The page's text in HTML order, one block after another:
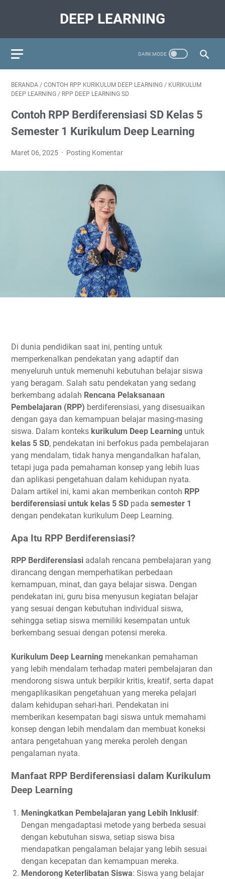
DEEP LEARNING
BERANDA / CONTOH RPP KURIKULUM DEEP LEARNING / KURIKULUM
DEEP LEARNING / RPP DEEP LEARNING SD
Contoh RPP Berdiferensiasi SD Kelas 5
Semester 1 Kurikulum Deep Learning
Maret 06, 2025 Posting Komentar
Di dunia pendidikan saat ini, penting untuk
memperkenalkan pendekatan yang adaptif dan
menyeluruh untuk memenuhi kebutuhan belajar siswa
yang beragam. Salah satu pendekatan yang sedang
berkembang adalah Rencana Pelaksanaan
Pembelajaran (RPP) berdiferensiasi, yang disesuaikan
dengan gaya dan kemampuan belajar masing-masing
siswa. Dalam konteks kurikulum Deep Learning untuk
kelas 5 SD, pendekatan ini berfokus pada pembelajaran
yang mendalam, tidak hanya mengandalkan hafalan,
tetapi juga pada pemahaman konsep yang lebih luas
dan aplikasi pengetahuan dalam kehidupan nyata.
Dalam artikel ini, kami akan memberikan contoh RPP
berdiferensiasi untuk kelas 5 SD pada semester 1
dengan pendekatan kurikulum Deep Learning.
Apa Itu RPP Berdiferensiasi?
RPP Berdiferensiasi adalah rencana pembelajaran yang
dirancang dengan memperhatikan perbedaan
kemampuan, minat, dan gaya belajar siswa. Dengan
pendekatan ini, guru bisa menyusun kegiatan belajar
yang sesuai dengan kebutuhan individual siswa,
sehingga setiap siswa memiliki kesempatan untuk
berkembang sesuai dengan potensi mereka.
Kurikulum Deep Learning menekankan pemahaman
yang lebih mendalam terhadap materi pembelajaran dan
mendorong siswa untuk berpikir kritis, kreatif, serta dapat
mengaplikasikan pengetahuan yang mereka pelajari
dalam kehidupan sehari-hari. Pendekatan ini
memberikan kesempatan bagi siswa untuk memahami
konsep dengan lebih mendalam dan membuat koneksi
antara pengetahuan yang mereka peroleh dengan
pengalaman nyata.
Manfaat RPP Berdiferensiasi dalam Kurikulum
Deep Learning
Meningkatkan Pembelajaran yang Lebih Inklusif:
Dengan mengadaptasi metode yang berbeda sesuai
dengan kebutuhan siswa, setiap siswa bisa
mendapatkan pengalaman belajar yang lebih sesuai
dengan kecepatan dan kemampuan mereka.
Mendorong Keterlibatan Siswa: Siswa yang belajar